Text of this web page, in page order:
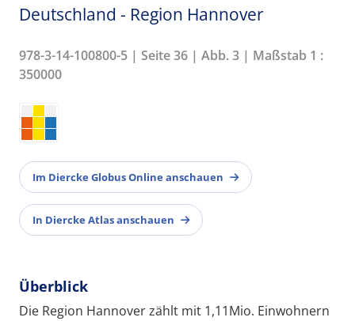
Deutschland - Region Hannover
978-3-14-100800-5 | Seite 36 | Abb. 3 | Maßstab 1 :
350000
Im Diercke Globus Online anschauen
In Diercke Atlas anschauen
Überblick
Die Region Hannover zählt mit 1,11Mio. Einwohnern